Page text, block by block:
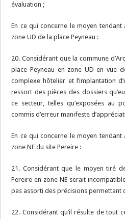
évaluation ;
En ce qui concerne le moyen tendant
zone UD de la place Peyneau :
20. Considérant que la commune
place Peyneau en zone UD en vue
complexe hôtelier et l’implantation
ressort des pièces des dossiers
ce secteur, telles qu’exposées au
commis d’erreur manifeste
En ce qui concerne le moyen tendant
zone NE du site Pereire :
21. Considérant que le moyen tiré
Pereire en zone NE serait
pas assorti des précisions permettant
22. Considérant qu’il résulte de tout